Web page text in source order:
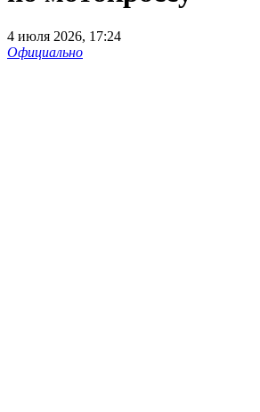
4 июля 2026, 17:24
Официально